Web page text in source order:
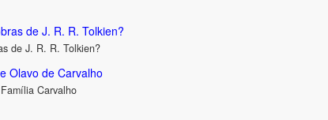
de J. R. R. Tolkien?
de J. R. R. Tolkien?
Olavo de Carvalho
Carvalho